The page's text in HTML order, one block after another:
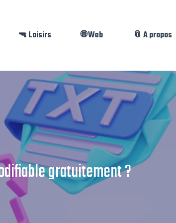
🔫 Loisirs 🌐 Web 📎 A propos
gratuitement ?